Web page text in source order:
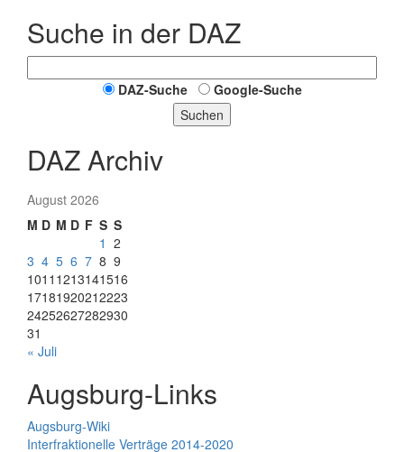
Suche in der DAZ
DAZ-Suche
Google-Suche
Suchen
DAZ Archiv
August 2026
M D M D F S S
1 2
3 4 5 6 7 8 9
1011 1213141516
17181920212223
24252627282930
31
« Juli
Augsburg-Links
Augsburg-Wiki
Interfraktionelle Verträge 2014-2020